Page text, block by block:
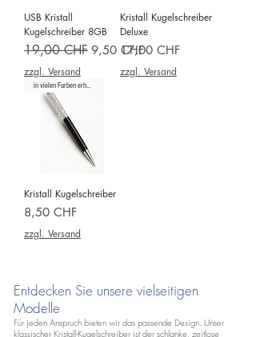
USB Kristall
Kugelschreiber 8GB
Standardpreis
19,00 CHF Sale-Preis
9,50 CHF
zzgl. Versand
Kristall Kugelschreiber
Deluxe
Preis
17,00 CHF
zzgl. Versand
in vielen Farben erhältlich
Kristall Kugelschreiber
Preis
8,50 CHF
zzgl. Versand
Entdecken Sie unsere vielseitigen
Modelle
Für jeden Anspruch bieten wir das passende Design. Unser
klassischer Kristall-Kugelschreiber ist der schlanke, zeitlose